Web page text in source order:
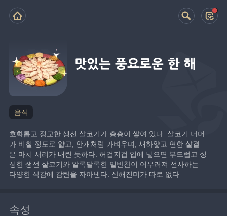
맛있는 풍요로운 한 해
음식
호화롭고 정교한 생선 살코기가 층층이 쌓여 있다. 살코기 너머
가 비칠 정도로 얇고, 안개처럼 가벼우며, 새하얗고 연한 살결
은 마치 서리가 내린 듯하다. 허겁지겁 입에 넣으면 부드럽고 싱
싱한 생선 살코기와 알록달록한 밑반찬이 어우러져 선사하는
다양한 식감에 감탄을 자아낸다. 산해진미가 따로 없다
속성